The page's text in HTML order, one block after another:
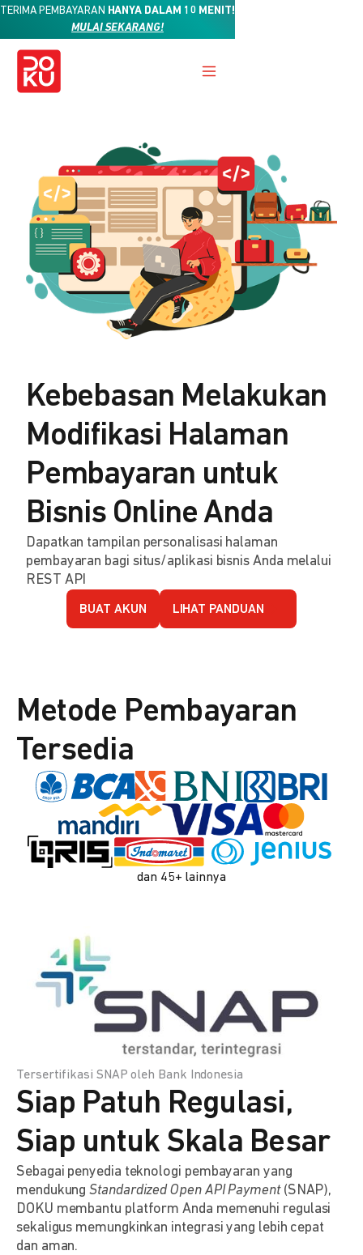
TERIMA PEMBAYARAN HANYA DALAM 10 MENIT!
MULAI SEKARANG!
Kebebasan Melakukan
Modifikasi Halaman
Pembayaran untuk
Bisnis Online Anda
Dapatkan tampilan personalisasi halaman
pembayaran bagi situs/aplikasi bisnis Anda melalui
REST API
BUAT AKUN LIHAT PANDUAN
Metode Pembayaran
Tersedia
dan 45+ lainnya
Tersertifikasi SNAP oleh Bank Indonesia
Siap Patuh Regulasi,
Siap untuk Skala Besar
Sebagai penyedia teknologi pembayaran yang
mendukungStandardized Open API Payment(SNAP),
DOKU membantu platform Anda memenuhi regulasi
sekaligus memungkinkan integrasi yang lebih cepat
dan aman.